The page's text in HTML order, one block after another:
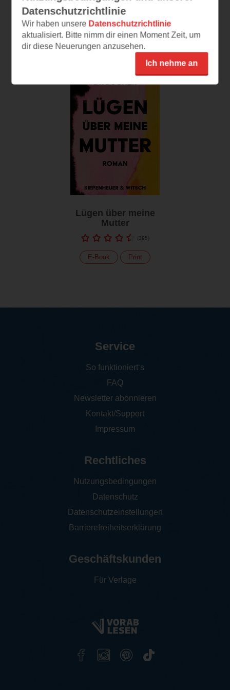
(205)
Print
Lügen über meine
Mutter
(395)
E-Book Print
Datenschutzrichtlinie
Wir haben unsere Datenschutzrichtlinie
aktualisiert. Bitte nimm dir einen Moment Zeit, um
dir diese Neuerungen anzusehen.
Ich nehme an
Service
So funktioniert‘s
FAQ
Newsletter abonnieren
Kontakt/Support
Impressum
Rechtliches
Nutzungsbedingungen
Datenschutz
Datenschutzeinstellungen
Barrierefreiheitserklärung
Geschäftskunden
Für Verlage